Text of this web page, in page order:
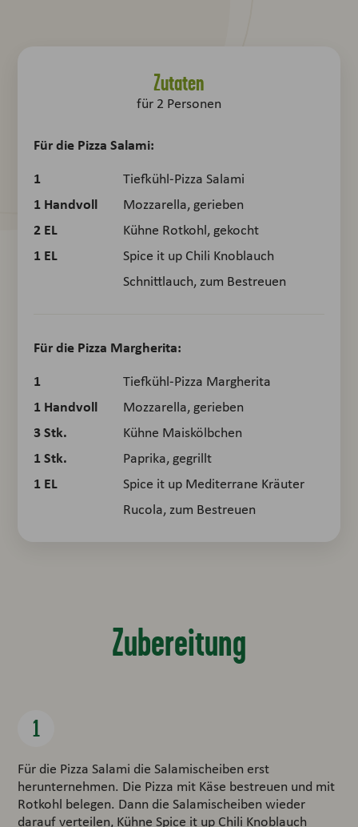
Zutaten
für 2 Personen
Für die Pizza Salami:
1
Tiefkühl-Pizza Salami
1 Handvoll Mozzarella, gerieben
2 EL Kühne Rotkohl, gekocht
1 EL
Spice it up Chili Knoblauch
Schnittlauch, zum Bestreuen
Für die Pizza Margherita:
1
Tiefkühl-Pizza Margherita
1 Handvoll Mozzarella, gerieben
3Stk. Kühne Maiskölbchen
1Stk. Paprika, gegrillt
1 EL
Spice it up Mediterrane Kräuter
Rucola, zum Bestreuen
Zubereitung
Für die Pizza Salami die Salamischeiben erst
herunternehmen. Die Pizza mit Käse bestreuen und mit
Rotkohl belegen. Dann die Salamischeiben wieder
darauf verteilen, Kühne Spice it up Chili Knoblauch